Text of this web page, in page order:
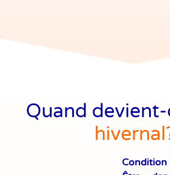
Quand
Condition